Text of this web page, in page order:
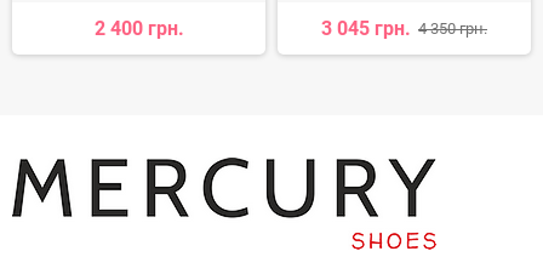
2 400 грн. 3 045 грн. 4 350 грн.